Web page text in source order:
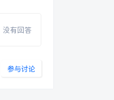
没有回答
参与讨论